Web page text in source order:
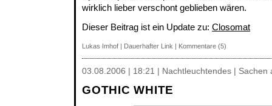
wirklich lieber verschont geblieben wären.
Dieser Beitrag ist ein Update zu: Closomat
Lukas Imhof | Dauerhafter Link | Kommentare (5)
03.08.2006 | 18:21 | Nachtleuchtendes | Sachen
GOTHIC WHITE